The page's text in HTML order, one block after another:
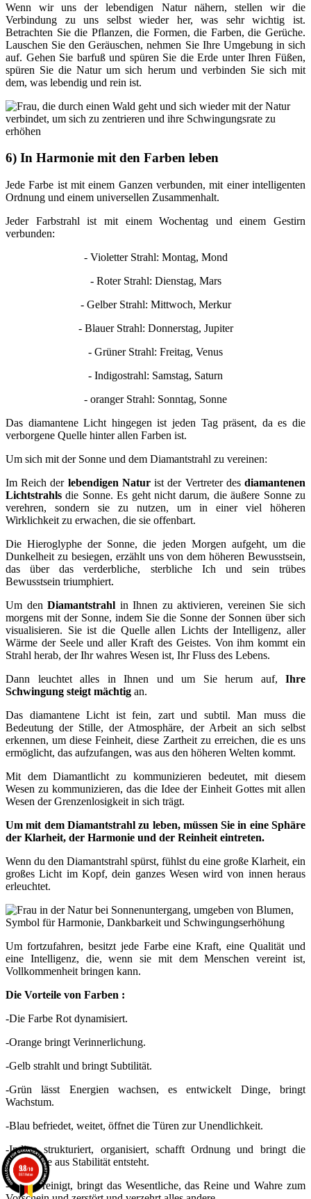
Wenn wir uns der lebendigen Natur nähern, stellen wir die
Verbindung zu uns selbst wieder her, was sehr wichtig ist.
Betrachten Sie die Pflanzen, die Formen, die Farben, die Gerüche.
Lauschen Sie den Geräuschen, nehmen Sie Ihre Umgebung in sich
auf. Gehen Sie barfuß und spüren Sie die Erde unter Ihren Füßen,
spüren Sie die Natur um sich herum und verbinden Sie sich mit
dem, was lebendig und rein ist.
6) In Harmonie mit den Farben leben
Jede Farbe ist mit einem Ganzen verbunden, mit einer intelligenten
Ordnung und einem universellen Zusammenhalt.
Jeder Farbstrahl ist mit einem Wochentag und einem Gestirn
verbunden:
- Violetter Strahl: Montag, Mond
- Roter Strahl: Dienstag, Mars
- Gelber Strahl: Mittwoch, Merkur
- Blauer Strahl: Donnerstag, Jupiter
- Grüner Strahl: Freitag, Venus
- Indigostrahl: Samstag, Saturn
- oranger Strahl: Sonntag, Sonne
Das diamantene Licht hingegen ist jeden Tag präsent, da es die
verborgene Quelle hinter allen Farben ist.
Um sich mit der Sonne und dem Diamantstrahl zu vereinen:
Im Reich der lebendigen Naturist der Vertreter desdiamantenen
Lichtstrahls die Sonne. Es geht nicht darum, die äußere Sonne zu
verehren, sondern sie zu nutzen, um in einer viel höheren
Wirklichkeit zu erwachen, die sie offenbart.
Die Hieroglyphe der Sonne, die jeden Morgen aufgeht, um die
Dunkelheit zu besiegen, erzählt uns von dem höheren Bewusstsein,
das über das verderbliche, sterbliche Ich und sein trübes
Bewusstsein triumphiert.
Um denDiamantstrahl in Ihnen zu aktivieren, vereinen Sie sich
morgens mit der Sonne, indem Sie die Sonne der Sonnen über sich
visualisieren. Sie ist die Quelle allen Lichts der Intelligenz, aller
Wärme der Seele und aller Kraft des Geistes. Von ihm kommt ein
Strahl herab, der Ihr wahres Wesen ist, Ihr Fluss des Lebens.
Dann leuchtet alles in Ihnen und um Sie herum auf, Ihre
Schwingung steigt mächtig an.
Das diamantene Licht ist fein, zart und subtil. Man muss die
Bedeutung der Stille, der Atmosphäre, der Arbeit an sich selbst
erkennen, um diese Feinheit, diese Zartheit zu erreichen, die es uns
ermöglicht, das aufzufangen, was aus den höheren Welten kommt.
Mit dem Diamantlicht zu kommunizieren bedeutet, mit diesem
Wesen zu kommunizieren, das die Idee der Einheit Gottes mit allen
Wesen der Grenzenlosigkeit in sich trägt.
Um mit dem Diamantstrahl zu leben, müssen Sie in eine Sphäre
der Klarheit, der Harmonie und der Reinheit eintreten.
Wenn du den Diamantstrahl spürst, fühlst du eine große Klarheit, ein
großes Licht im Kopf, dein ganzes Wesen wird von innen heraus
erleuchtet.
Um fortzufahren, besitzt jede Farbe eine Kraft, eine Qualität und
eine Intelligenz, die, wenn sie mit dem Menschen vereint ist,
Vollkommenheit bringen kann.
Die Vorteile von Farben :
-Die Farbe Rot dynamisiert.
-Orange bringt Verinnerlichung.
-Gelb strahlt und bringt Subtilität.
-Grün lässt Energien wachsen, es entwickelt Dinge, bringt
Wachstum.
-Blau befriedet, weitet, öffnet die Türen zur Unendlichkeit.
-Indigo strukturiert, organisiert, schafft Ordnung und bringt die
Stärke, die aus Stabilität entsteht.
-Violett reinigt, bringt das Wesentliche, das Reine und Wahre zum
9.8/10
861 Noten